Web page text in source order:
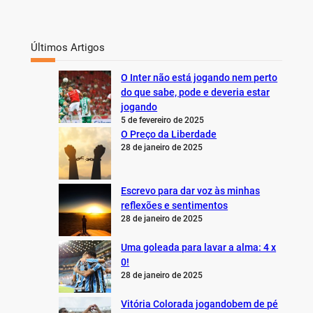
Últimos Artigos
O Inter não está jogando nem perto
do que sabe, pode e deveria estar
jogando
5 de fevereiro de 2025
O Preço da Liberdade
28 de janeiro de 2025
Escrevo para dar voz às minhas
reflexões e sentimentos
28 de janeiro de 2025
Uma goleada para lavar a alma: 4 x
0!
28 de janeiro de 2025
Vitória Colorada jogandobem de pé